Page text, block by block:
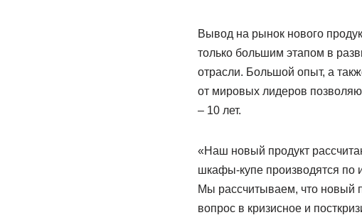
Вывод на рынок нового
только большим этапом в
отрасли. Большой опыт, а
от мировых лидеров
– 10 лет.
«Наш новый продукт
шкафы-купе производятся по
Мы рассчитываем, что новый
вопрос в кризисное и